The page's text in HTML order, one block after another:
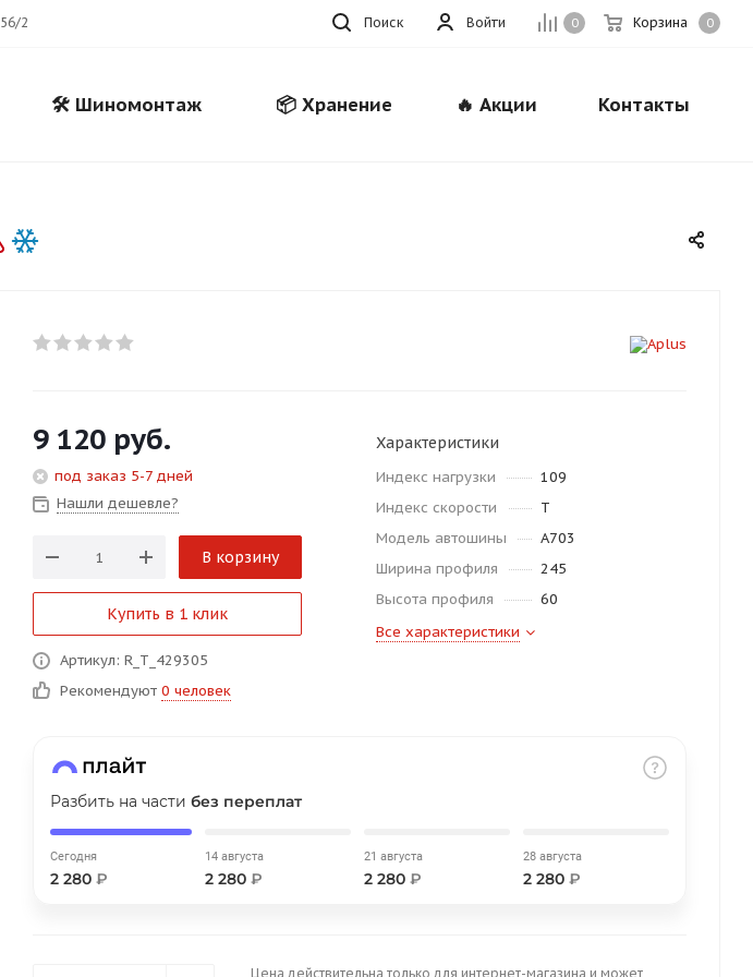
0 Корзина 0
Войти
2 Поиск
🛠️ Шиномонтаж 📦 Хранение 🔥 Акции Контакты
9 120 руб.
под заказ 5-7 дней
Нашли дешевле?
В корзину
Купить в 1 клик
Артикул: R_T_429305
Рекомендуют 0 человек
Характеристики
Индекс нагрузки
109
Индекс скорости
T
Модель автошины
A703
Ширина профиля
245
Высота профиля
60
Все характеристики
Разбить на части без переплат
Сегодня
2 280 ₽
14 августа
2 280 ₽
21 августа
2 280 ₽
28 августа
2 280 ₽
Цена действительна только для интернет-магазина и может
в корзину
только